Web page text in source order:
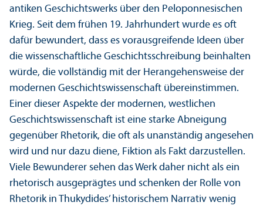
anti­ken Geschichtswerks über den Peloponnesischen
Krieg. Seit dem frühen 19. Jahrhundert wurde es oft
dafür bewundert, dass es vorausgreifende Ideen über
die wissenschaft­liche Geschichtsschreibung beinhalten
würde, die vollständig mit der Herangehensweise der
modernen Geschichts­wissenschaft übereinstimmen.
Einer dieser Aspekte der modernen, westlichen
Geschichts­wissenschaft ist eine starke Abneigung
gegenüber Rhetorik, die oft als unanständig angesehen
wird und nur dazu diene, Fiktion als Fakt darzustellen.
Viele Bewunderer sehen das Werk daher nicht als ein
rhetorisch ausgeprägtes und schenken der Rolle von
Rhetorik in Thukydides’ historischem Narrativ wenig